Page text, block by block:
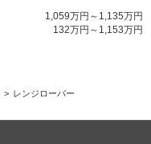
1,059万円～1,135万円
132万円～1,153万円
レンジローバー